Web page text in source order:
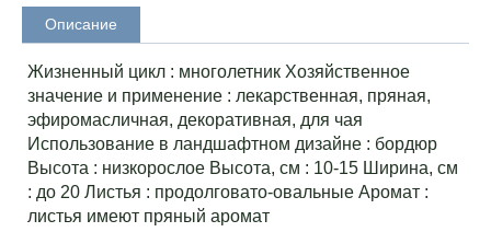
Описание
Жизненный цикл : многолетник Хозяйственное
значение и применение : лекарственная, пряная,
эфиромасличная, декоративная, для чая
Использование в ландшафтном дизайне : бордюр
Высота : низкорослое Высота, см : 10-15 Ширина, см
: до 20 Листья : продолговато-овальные Аромат :
листья имеют пряный аромат